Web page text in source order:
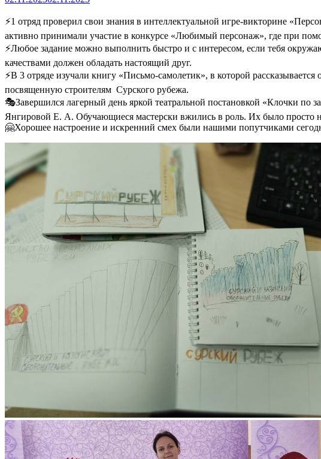
⚡1 отряд проверил свои знания в интеллектуальной игре-викторине
активно принимали участие в конкурсе «Любимый персонаж», где при
⚡Любое задание можно выполнить быстро и с интересом, если тебя
качествами должен обладать настоящий друг.
⚡В 3 отряде изучали книгу «Письмо-самолетик», в которой
посвященную строителям Сурского рубежа.
🎭Завершился лагерный день яркой театральной постановкой «Клочки
Янгировой Е. А. Обучающиеся мастерски вжились в роль. Их было просто
🤗Хорошее настроение и искренний смех были нашими попутчиками